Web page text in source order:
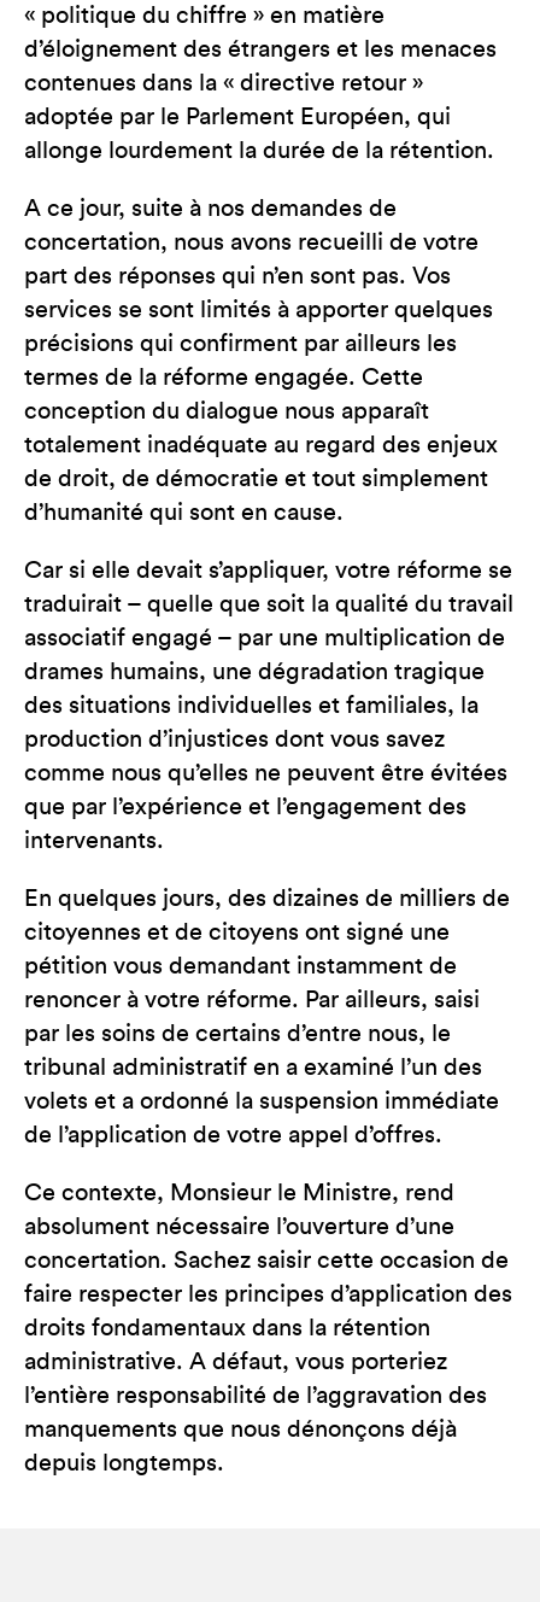
« politique du chiffre » en matière
d’éloignement des étrangers et les menaces
contenues dans la « directive retour »
adoptée par le Parlement Européen, qui
allonge lourdement la durée de la rétention.
A ce jour, suite à nos demandes de
concertation, nous avons recueilli de votre
part des réponses qui n’en sont pas. Vos
services se sont limités à apporter quelques
précisions qui confirment par ailleurs les
termes de la réforme engagée. Cette
conception du dialogue nous apparaît
totalement inadéquate au regard des enjeux
de droit, de démocratie et tout simplement
d’humanité qui sont en cause.
Car si elle devait s’appliquer, votre réforme se
traduirait – quelle que soit la qualité du travail
associatif engagé – par une multiplication de
drames humains, une dégradation tragique
des situations individuelles et familiales, la
production d’injustices dont vous savez
comme nous qu’elles ne peuvent être évitées
que par l’expérience et l’engagement des
intervenants.
En quelques jours, des dizaines de milliers de
citoyennes et de citoyens ont signé une
pétition vous demandant instamment de
renoncer à votre réforme. Par ailleurs, saisi
par les soins de certains d’entre nous, le
tribunal administratif en a examiné l’un des
volets et a ordonné la suspension immédiate
de l’application de votre appel d’offres.
Ce contexte, Monsieur le Ministre, rend
absolument nécessaire l’ouverture d’une
concertation. Sachez saisir cette occasion de
faire respecter les principes d’application des
droits fondamentaux dans la rétention
administrative. A défaut, vous porteriez
l’entière responsabilité de l’aggravation des
manquements que nous dénonçons déjà
depuis longtemps.